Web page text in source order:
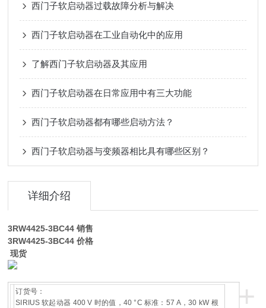
西门子软启动器过载故障分析与解决
西门子软启动器在工业自动化中的应用
了解西门子软启动器及其应用
西门子软启动器在日常应用中有三大功能
西门子软启动器都有哪些启动方法？
西门子软启动器与变频器相比具有哪些区别？
详细介绍
3RW4425-3BC44 销售
3RW4425-3BC44 价格
现货
+
订货号：
SIRIUS 软起动器 400 V 时的值，40 °C 标准：57 A，30 kW 根